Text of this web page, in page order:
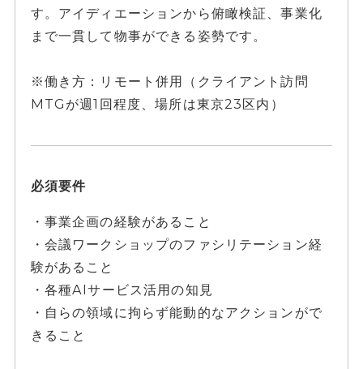
す。アイディエーションから俯瞰検証、事業化
まで一貫して物事ができる姿勢です。
※働き方：リモート併用（クライアント訪問
MTGが週1回程度、場所は東京23区内）
必須要件
・事業企画の経験があること
・会議ワークショップのファシリテーション経
験があること
・各種AIサービス活用の知見
・自らの領域に拘らず能動的なアクションがで
きること